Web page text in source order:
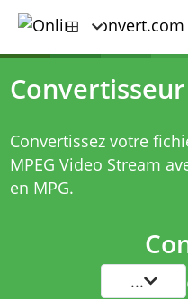
Convertisseur
Convertissez votre
MPEG Video Stream
en MPG.
...